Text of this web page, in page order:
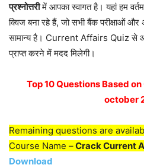
प्रश्नोत्तरीमें आपका स्वागत है। यहां हम
क्विज बना रहे हैं, जो सभी बैंक परीक्षाओं और
सामान्य है। Current Affairs Quiz से
प्राप्त करने में मदद मिलेगी।
Top 10 Questions Based
october
Remaining questions are
Course Name –Crack Current
Download